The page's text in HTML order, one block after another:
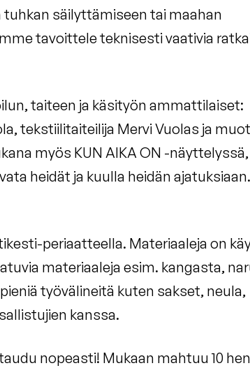
säilyttämiseen tai maahan
tavoittele teknisesti vaativia
taiteen ja käsityön ammattilaiset:
tekstiilitaiteilija Mervi Vuolas ja
myös KUN AIKA ON -
heidät ja kuulla heidän ajatuksiaan.
periaatteella. Materiaaleja on
materiaaleja esim. kangasta,
työvälineitä kuten sakset, neula,
kanssa.
nopeasti! Mukaan mahtuu 10